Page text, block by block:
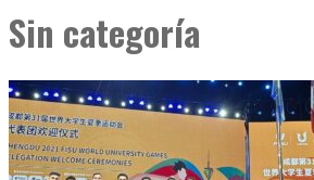
Sin categoría